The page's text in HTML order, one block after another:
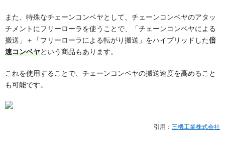
また、特殊なチェーンコンベヤとして、チェーンコンベヤのアタッ
チメントにフリーローラを使うことで、「チェーンコンベヤによる
搬送」＋「フリーローラによる転がり搬送」をハイブリッドした倍
速コンベヤという商品もあります。
これを使用することで、チェーンコンベヤの搬送速度を高めること
も可能です。
引用： 三機工業株式会社